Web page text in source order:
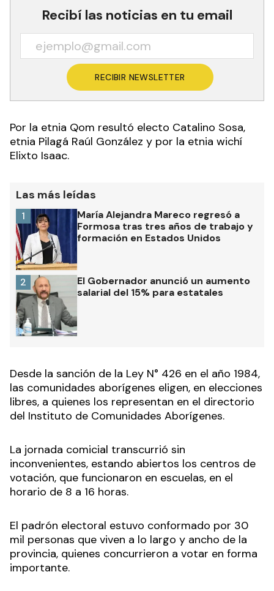
Recibí las noticias en tu email
RECIBIR NEWSLETTER
Por la etnia Qom resultó electo Catalino Sosa,
etnia Pilagá Raúl González y por la etnia wichí
Elixto Isaac.
Las más leídas
María Alejandra Mareco regresó a
Formosa tras tres años de trabajo y
formación en Estados Unidos
1
El Gobernador anunció un aumento
salarial del 15% para estatales
2
Desde la sanción de la Ley N° 426 en el año 1984,
las comunidades aborígenes eligen, en elecciones
libres, a quienes los representan en el directorio
del Instituto de Comunidades Aborígenes.
La jornada comicial transcurrió sin
inconvenientes, estando abiertos los centros de
votación, que funcionaron en escuelas, en el
horario de 8 a 16 horas.
El padrón electoral estuvo conformado por 30
mil personas que viven a lo largo y ancho de la
provincia, quienes concurrieron a votar en forma
importante.